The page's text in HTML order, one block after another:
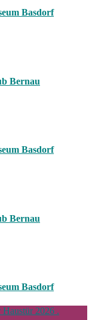
Basdorf
Bernau
Basdorf
Bernau
Basdorf
2026 .